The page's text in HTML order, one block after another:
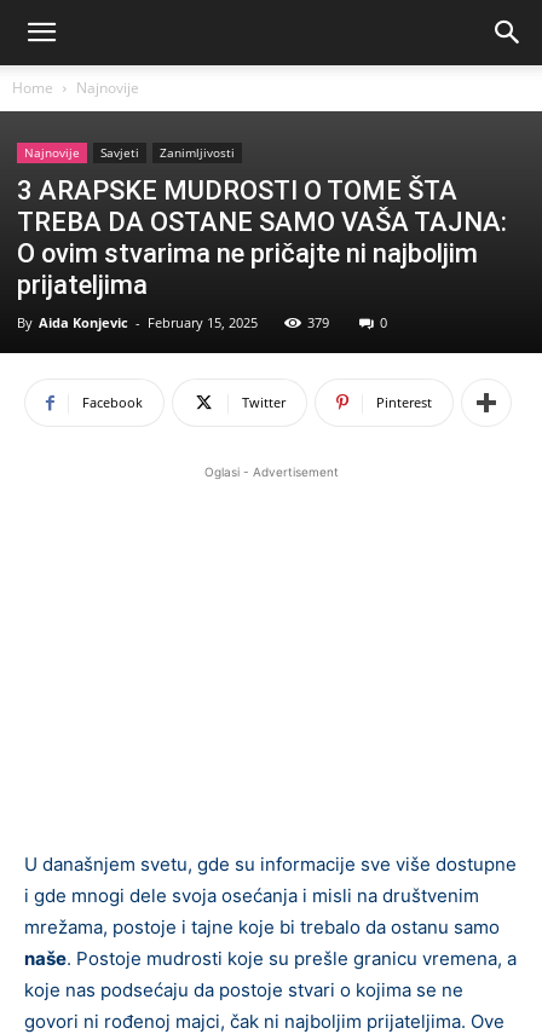
Home Najnovije
Najnovije Savjeti Zanimljivosti
3 ARAPSKE MUDROSTI O TOME ŠTA
TREBA DA OSTANE SAMO VAŠA TAJNA:
O ovim stvarima ne pričajte ni najboljim
prijateljima
By Aida Konjevic - February 15, 2025 379 0
Facebook Twitter Pinterest
Oglasi - Advertisement
U današnjem svetu, gde su informacije sve više dostupne
i gde mnogi dele svoja osećanja i misli na društvenim
mrežama, postoje i tajne koje bi trebalo da ostanu samo
naše. Postoje mudrosti koje su prešle granicu vremena, a
koje nas podsećaju da postoje stvari o kojima se ne
govori ni rođenoj majci, čak ni najboljim prijateljima. Ove